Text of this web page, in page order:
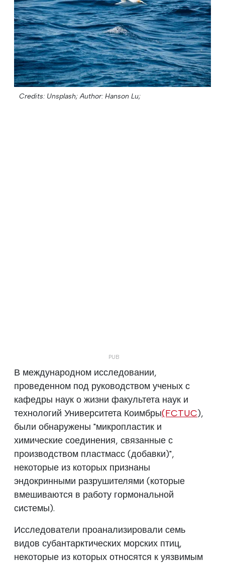
Credits: Unsplash; Author: Hanson Lu;
В международном исследовании,
проведенном под руководством ученых с
кафедры наук о жизни факультета наук и
технологий Университета Коимбры(FCTUC),
были обнаружены "микропластик и
химические соединения, связанные с
производством пластмасс (добавки)",
некоторые из которых признаны
эндокринными разрушителями (которые
вмешиваются в работу гормональной
системы).
Исследователи проанализировали семь
видов субантарктических морских птиц,
некоторые из которых относятся к уязвимым